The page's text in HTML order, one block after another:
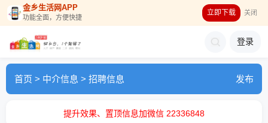
金乡生活网APP
功能全面，方便快捷
立即下载 关闭
登录
首页 > 中介信息 > 招聘信息 发布
提升效果、置顶信息加微信 22336848